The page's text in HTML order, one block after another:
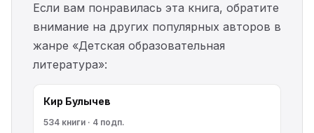
Если вам понравилась эта книга, обратите
внимание на других популярных авторов в
жанре «Детская образовательная
литература»:
Кир Булычев
534 книги · 4 подп.